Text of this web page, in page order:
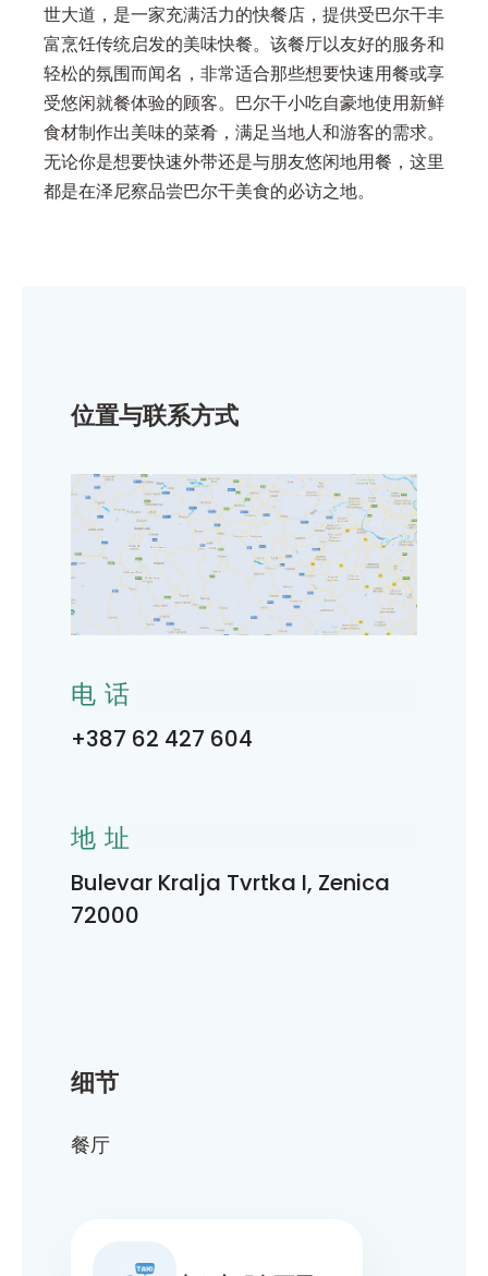
世大道，是一家充满活力的快餐店，提供受巴尔干丰
富烹饪传统启发的美味快餐。该餐厅以友好的服务和
轻松的氛围而闻名，非常适合那些想要快速用餐或享
受悠闲就餐体验的顾客。巴尔干小吃自豪地使用新鲜
食材制作出美味的菜肴，满足当地人和游客的需求。
无论你是想要快速外带还是与朋友悠闲地用餐，这里
都是在泽尼察品尝巴尔干美食的必访之地。
细节
餐厅
位置与联系方式
电话
+387 62 427 604
地址
Bulevar Kralja Tvrtka I, Zenica
72000